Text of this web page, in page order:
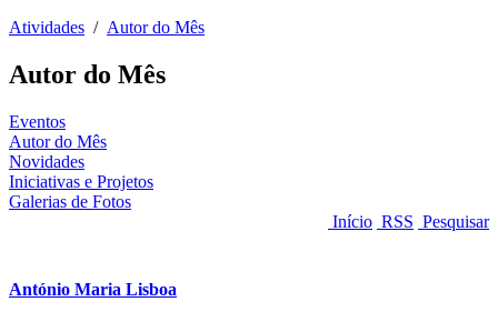
Atividades / Autor do Mês
Autor do Mês
Eventos
Autor do Mês
Novidades
Iniciativas e Projetos
Galerias de Fotos
Início RSS Pesquisar
António Maria Lisboa